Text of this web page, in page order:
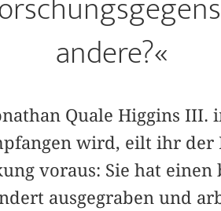
andere?«
Quale Higgins III.
wird, eilt ihr der
voraus: Sie hat
ausgegraben und